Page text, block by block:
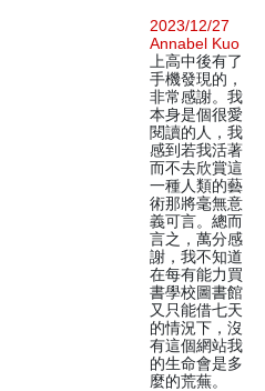
2023/12/27
Annabel Kuo
上高中後有了
手機發現的，
非常感謝。我
本身是個很愛
閱讀的人，我
感到若我活著
而不去欣賞這
一種人類的藝
術那將毫無意
義可言。總而
言之，萬分感
謝，我不知道
在每有能力買
書學校圖書館
又只能借七天
的情況下，沒
有這個網站我
的生命會是多
麼的荒蕪。